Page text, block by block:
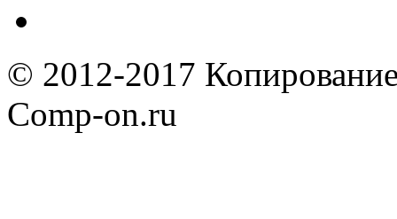
© 2012-2017
Comp-on.ru